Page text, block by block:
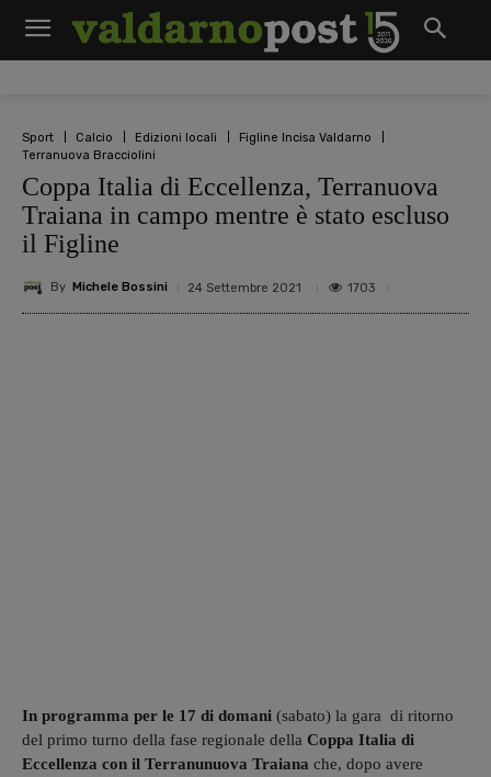
Sport Calcio Edizioni locali
Figline Incisa Valdarno
Terranuova Bracciolini
Coppa Italia di Eccellenza, Terranuova
Traiana in campo mentre è stato escluso
il Figline
By Michele Bossini 24 Settembre 2021 1703
In programma per le 17 di domani (sabato) la gara di ritorno
del primo turno della fase regionale della Coppa Italia di
Eccellenza con il Terranunuova Traiana che, dopo avere